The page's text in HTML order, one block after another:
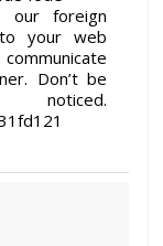
our foreign
your web
Don’t be